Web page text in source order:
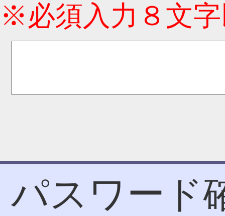
※必須入力８文
パスワード